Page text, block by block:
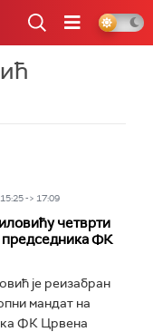
-> 17:09
четврти
председника ФК
је реизабран
мандат на
ФК Црвена